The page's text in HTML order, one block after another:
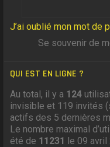
J’ai oublié mon mot de
Se souvenir de
QUI EST EN LIGNE ?
Au total, il y a 124
invisible et 119 invités
actifs des 5 dernières
Le nombre maximal
été de 11231 le 09 avril